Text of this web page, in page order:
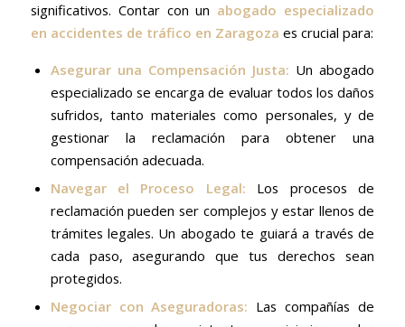
significativos. Contar con un abogado especializado
en accidentes de tráfico en Zaragoza es crucial para:
Asegurar una Compensación Justa: Un abogado
especializado se encarga de evaluar todos los daños
sufridos, tanto materiales como personales, y de
gestionar la reclamación para obtener una
compensación adecuada.
Navegar el Proceso Legal: Los procesos de
reclamación pueden ser complejos y estar llenos de
trámites legales. Un abogado te guiará a través de
cada paso, asegurando que tus derechos sean
protegidos.
Negociar con Aseguradoras: Las compañías de